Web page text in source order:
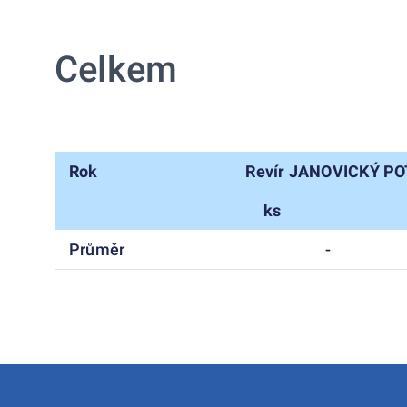
Celkem
Rok Revír JANOVICKÝ
ks
Průměr -